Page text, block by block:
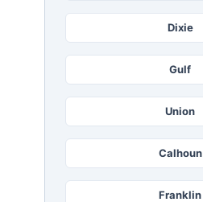
Dixie
Gulf
Union
Calhoun
Franklin